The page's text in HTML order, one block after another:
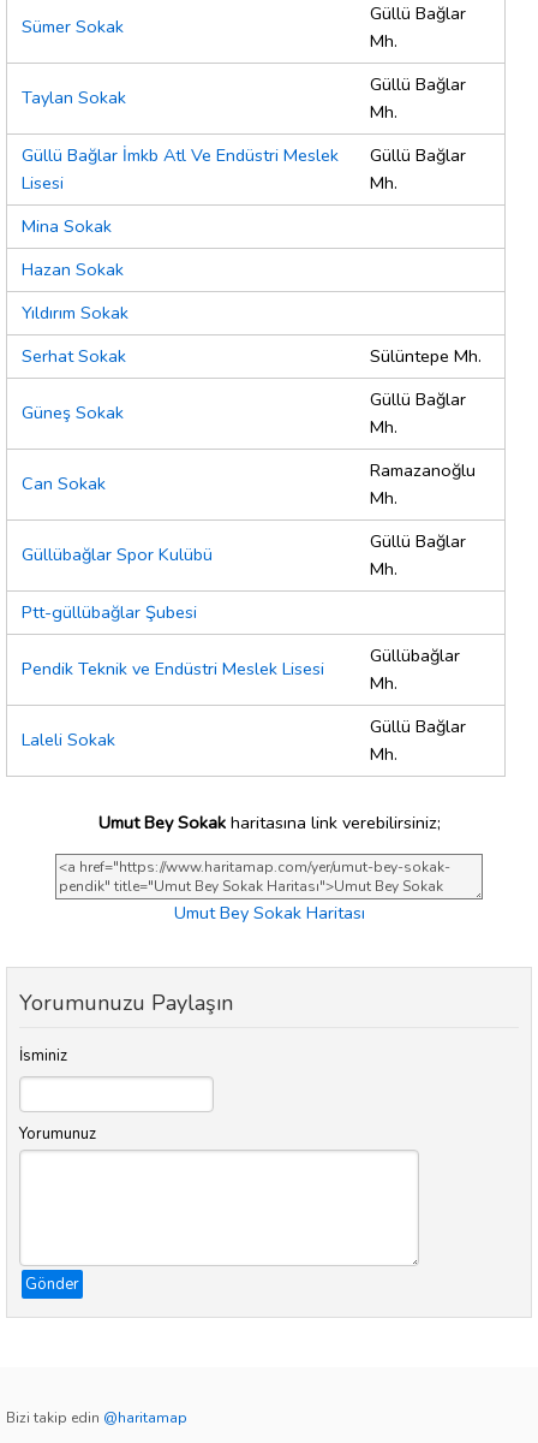
Sümer Sokak
Güllü Bağlar
Mh.
Taylan Sokak
Güllü Bağlar
Mh.
Güllü Bağlar İmkb Atl Ve Endüstri Meslek
Lisesi
Güllü Bağlar
Mh.
Mina Sokak
Hazan Sokak
Yıldırım Sokak
Serhat Sokak
Sülüntepe Mh.
Güneş Sokak
Güllü Bağlar
Mh.
Can Sokak
Ramazanoğlu
Mh.
Güllübağlar Spor Kulübü
Güllü Bağlar
Mh.
Ptt-güllübağlar Şubesi
Pendik Teknik ve Endüstri Meslek Lisesi
Güllübağlar
Mh.
Laleli Sokak
Güllü Bağlar
Mh.
Umut Bey Sokakharitasına link verebilirsiniz;
Umut Bey Sokak Haritası
Yorumunuzu Paylaşın
İsminiz
Yorumunuz
Gönder
Bizi takip edin @haritamap